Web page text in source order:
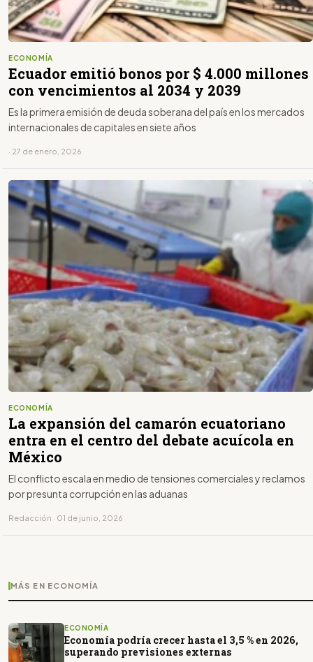
ECONOMÍA
Ecuador emitió bonos por $ 4.000 millones
con vencimientos al 2034 y 2039
Es la primera emisión de deuda soberana del país en los mercados
internacionales de capitales en siete años
· 27 de enero, 2026
ECONOMÍA
La expansión del camarón ecuatoriano
entra en el centro del debate acuícola en
México
El conflicto escala en medio de tensiones comerciales y reclamos
por presunta corrupción en las aduanas
Redacción · 01 de junio, 2026
MÁS EN ECONOMÍA
ECONOMÍA
Economía podría crecer hasta el 3,5 % en 2026,
superando previsiones externas